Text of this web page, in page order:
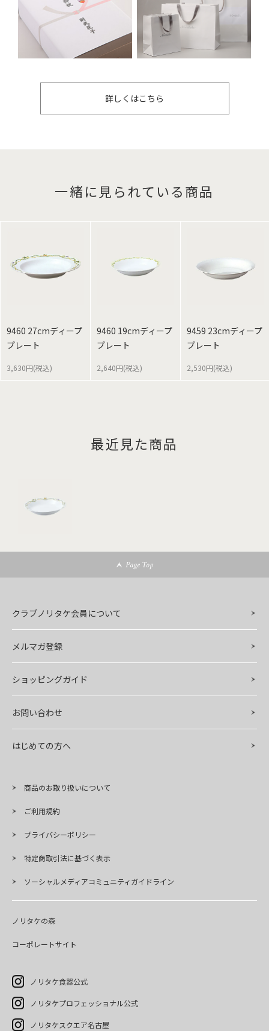
詳しくはこちら
一緒に見られている商品
9460 27cmディープ
プレート
3,630円(税込)
9460 19cmディープ
プレート
2,640円(税込)
9459 23cmディープ
プレート
2,530円(税込)
最近見た商品
Page Top
クラブノリタケ会員について
メルマガ登録
ショッピングガイド
お問い合わせ
はじめての方へ
商品のお取り扱いについて
ご利用規約
プライバシーポリシー
特定商取引法に基づく表示
ソーシャルメディアコミュニティガイドライン
ノリタケの森
コーポレートサイト
ノリタケ食器公式
ノリタケプロフェッショナル公式
ノリタケスクエア名古屋